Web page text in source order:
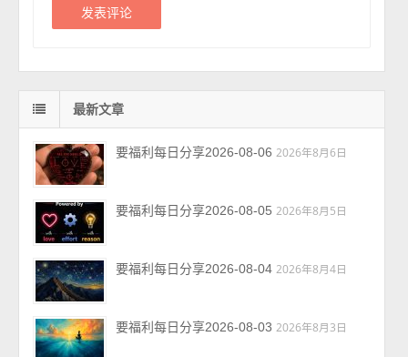
最新文章
要福利每日分享2026-08-06 2026年8月6日
要福利每日分享2026-08-05 2026年8月5日
要福利每日分享2026-08-04 2026年8月4日
要福利每日分享2026-08-03 2026年8月3日